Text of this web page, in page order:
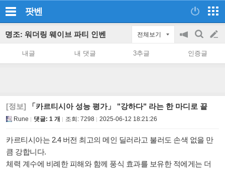
팟벤
명조: 워더링 웨이브 파티 인벤 전체보기
공
on/off
검
색
글
쓰
내글 내 댓글 3추글 인증글
[정보] 「카르티시아 성능 평가」 "강하다" 라는 한 마디로 끝
Rune 댓글: 1 개 조회: 7298 2025-06-12 18:21:26
카르티시아는 2.4 버전 최고의 메인 딜러라고 불러도 손색 없을 만
큼 강합니다.
체력 계수에 비례한 피해와 함께 풍식 효과를 보유한 적에게는 더